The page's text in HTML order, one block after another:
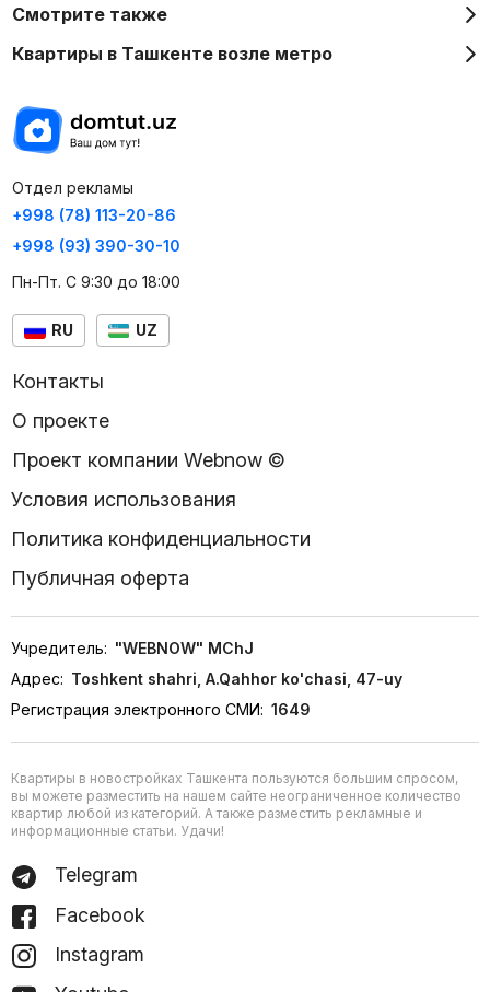
Смотрите также
Квартиры в Ташкенте возле метро
Отдел рекламы
+998 (78) 113-20-86
+998 (93) 390-30-10
Пн-Пт. С 9:30 до 18:00
RU UZ
Контакты
О проекте
Проект компании Webnow ©
Условия использования
Политика конфиденциальности
Публичная оферта
Учредитель: "WEBNOW" MChJ
Адрес: Toshkent shahri, A.Qahhor ko'chasi, 47-uy
Регистрация электронного СМИ: 1649
Квартиры в новостройках Ташкента пользуются большим спросом,
вы можете разместить на нашем сайте неограниченное количество
квартир любой из категорий. А также разместить рекламные и
информационные статьи. Удачи!
Telegram
Facebook
Instagram